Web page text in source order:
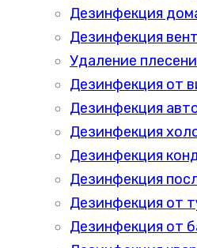
Дезинфекция
Дезинфекция
Удаление
Дезинфекция от
Дезинфекция
Дезинфекция
Дезинфекция
Дезинфекция
Дезинфекция от
Дезинфекция от